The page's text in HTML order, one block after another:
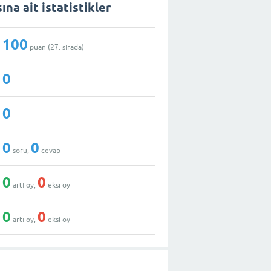
ait istatistikler
100 puan (27 . sırada)
0
0
0 soru,0 cevap
0 artı oy,0 eksi oy
0 artı oy,0 eksi oy